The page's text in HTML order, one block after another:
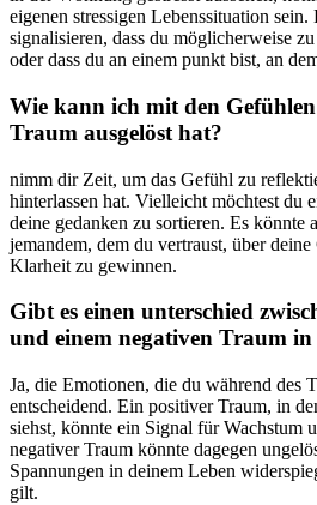
eigenen stressigen⁣ Lebenssituation
signalisieren, dass du möglicherweise
⁢oder dass du an einem punkt ⁤bist, an
Wie kann ich mit den
Traum⁤ ausgelöst hat?
nimm dir Zeit, um das Gefühl zu
hinterlassen hat. Vielleicht möchtest du
deine gedanken zu sortieren. Es könnte
jemandem, dem du vertraust, über
‌Klarheit zu gewinnen.
Gibt es einen unterschied
und einem negativen Traum in
Ja, die Emotionen, die du während des
entscheidend. Ein ‍positiver Traum, in
siehst, könnte ein Signal für ‍Wachstum
negativer ⁤Traum könnte dagegen
Spannungen in deinem Leben
gilt.